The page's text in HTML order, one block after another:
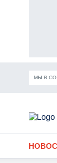
МЫ В
Кузбасса